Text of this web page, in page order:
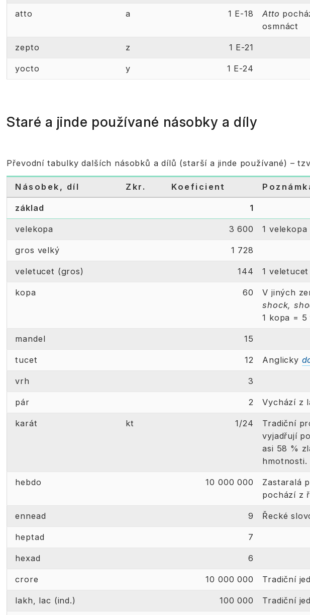
atto a 1 E-18 Atto
osmnáct
zepto z 1 E-21
yocto y 1 E-24
Staré a jinde používané násobky a díly
Převodní tabulky dalších násobků a dílů (starší a jinde používané) –
Násobek, díl Zkr. Koeficient
základ 1
velekopa 3 600 1
gros velký 1 728
veletucet (gros) 144 1
kopa 60
V jiných
shock,
1 kopa =
mandel 15
tucet 12 Anglicky
vrh 3
pár 2 Vychází z
karát kt 1/24
Tradiční
vyjadřují
asi 58 %
hmotnosti.
hebdo 10 000 000
Zastaralá
pochází z
ennead 9 Řecké
heptad 7
hexad 6
crore 10 000 000 Tradiční
lakh, lac (ind.) 100 000 Tradiční